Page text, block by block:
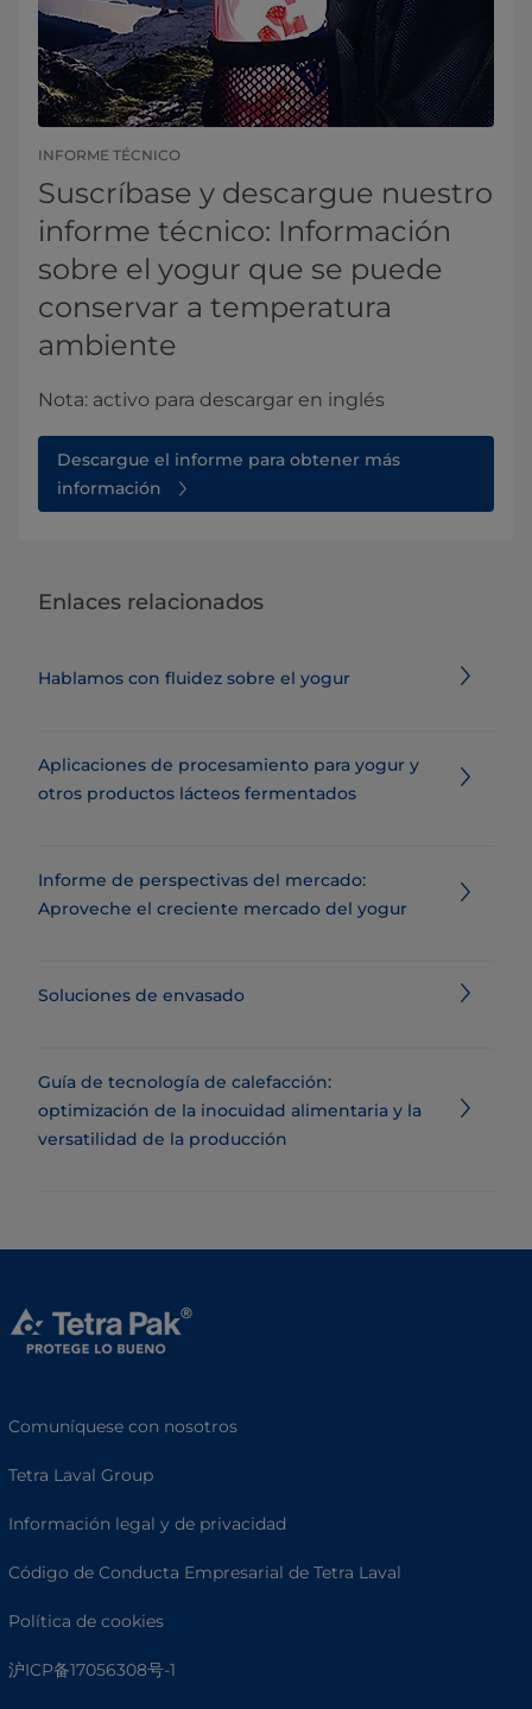
INFORME TÉCNICO
Suscríbase y descargue nuestro
informe técnico: Información
sobre el yogur que se puede
conservar a temperatura
ambiente
Nota: activo para descargar en inglés​
Descargue el informe para obtener más
información
Enlaces relacionados
Hablamos con fluidez sobre el yogur
Aplicaciones de procesamiento para yogur y
otros productos lácteos fermentados
Informe de perspectivas del mercado:
Aproveche el creciente mercado del yogur
Soluciones de envasado
Guía de tecnología de calefacción:
optimización de la inocuidad alimentaria y la
versatilidad de la producción
Comuníquese con nosotros
Tetra Laval Group
Información legal y de privacidad
Código de Conducta Empresarial de Tetra Laval
Política de cookies
沪ICP备17056308号-1